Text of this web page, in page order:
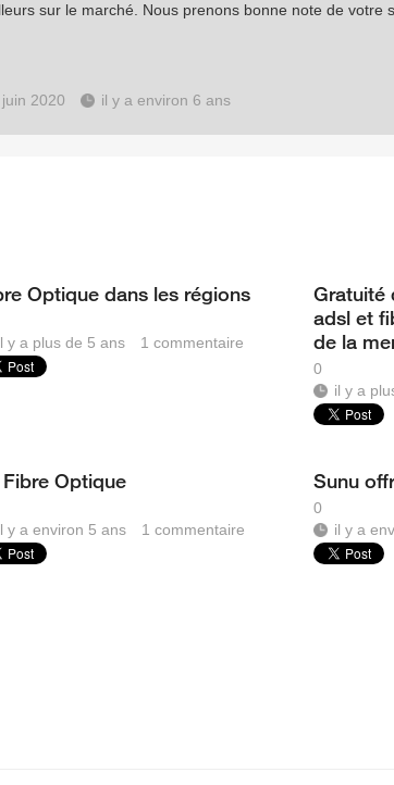
sur le marché. Nous prenons bonne note de votre
2020 il y a environ 6 ans
Optique dans les régions
y a plus de 5 ans
1commentaire
Gratuité
adsl et
de la
0
il y a
Fibre Optique
y a environ 5 ans
1commentaire
Sunu
0
il y a